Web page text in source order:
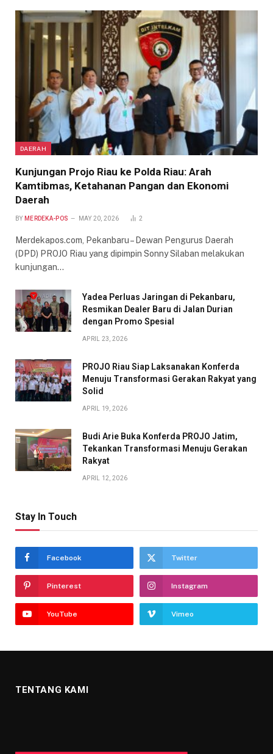
DAERAH
Kunjungan Projo Riau ke Polda Riau: Arah
Kamtibmas, Ketahanan Pangan dan Ekonomi
Daerah
BY MERDEKA-POS MAY 20, 2026 2
Merdekapos.com, Pekanbaru – Dewan Pengurus Daerah
(DPD) PROJO Riau yang dipimpin Sonny Silaban melakukan
kunjungan…
Yadea Perluas Jaringan di Pekanbaru,
Resmikan Dealer Baru di Jalan Durian
dengan Promo Spesial
APRIL 23, 2026
PROJO Riau Siap Laksanakan Konferda
Menuju Transformasi Gerakan Rakyat yang
Solid
APRIL 19, 2026
Budi Arie Buka Konferda PROJO Jatim,
Tekankan Transformasi Menuju Gerakan
Rakyat
APRIL 12, 2026
Stay In Touch
Facebook Twitter
Pinterest Instagram
YouTube Vimeo
TENTANG KAMI